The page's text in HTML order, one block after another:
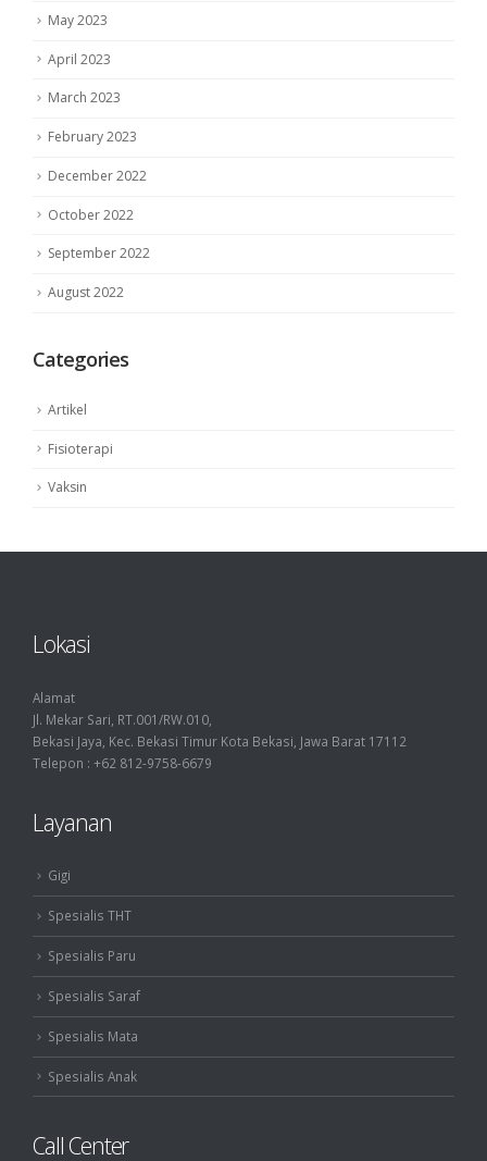
May 2023
April 2023
March 2023
February 2023
December 2022
October 2022
September 2022
August 2022
Categories
Artikel
Fisioterapi
Vaksin
Lokasi
Alamat
Jl. Mekar Sari, RT.001/RW.010,
Bekasi Jaya, Kec. Bekasi Timur Kota Bekasi, Jawa Barat 17112
Telepon : +62 812-9758-6679
Layanan
Gigi
Spesialis THT
Spesialis Paru
Spesialis Saraf
Spesialis Mata
Spesialis Anak
Call Center